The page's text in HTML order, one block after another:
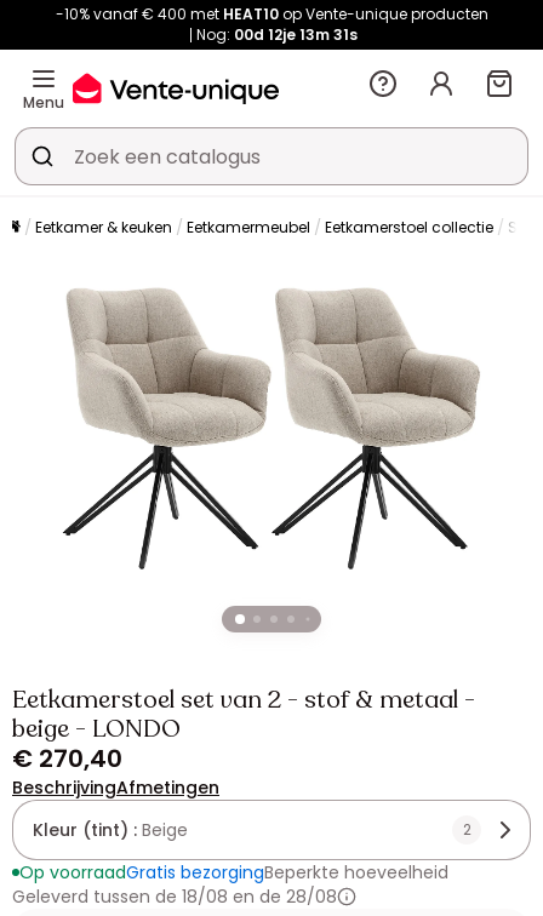
-10% vanaf € 400 met HEAT10op Vente-unique producten
Nog: 00d 12je13m31s
Menu
Eetkamer & keuken Eetkamermeubel Eetkamerstoel collectie Stoel
Eetkamerstoel set van 2 - stof & metaal -
beige - LONDO
€ 270,40
BeschrijvingAfmetingen
Kleur (tint) : Beige 2
Op voorraadGratis bezorgingBeperkte hoeveelheid
Geleverd tussen de 18/08 en de 28/08